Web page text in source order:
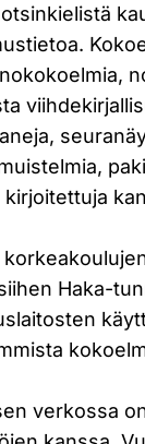
Haka-
verkossa